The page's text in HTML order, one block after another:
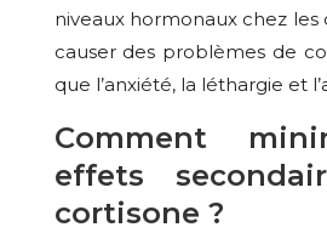
niveaux hormonaux chez les
causer des problèmes de
que l’anxiété, la léthargie et
Comment
effets
cortisone ?